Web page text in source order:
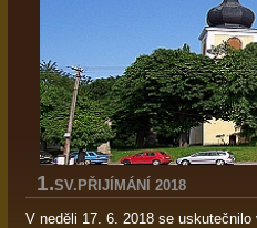
1.SV.PŘIJÍMÁNÍ 2018
V neděli 17. 6. 2018 se